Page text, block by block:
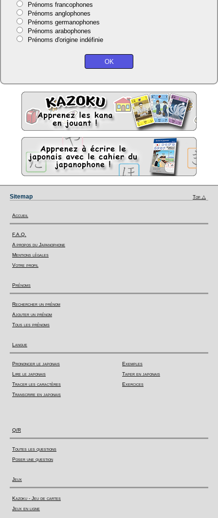
Prénoms francophones
Prénoms anglophones
Prénoms germanophones
Prénoms arabophones
Prénoms d'origine indéfinie
Sitemap Top △
Accueil
F.A.Q.
A propos du Japanophone
Mentions légales
Votre profil
Prénoms
Rechercher un prénom
Ajouter un prénom
Tous les prénoms
Langue
Prononcer le japonais
Lire le japonais
Tracer les caractères
Transcrire en japonais
Exemples
Taper en japonais
Exercices
Q/R
Toutes les questions
Poser une question
Jeux
Kazoku - Jeu de cartes
Jeux en ligne